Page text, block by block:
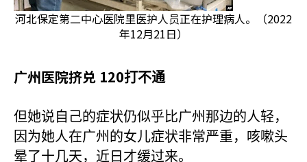
河北保定第二中心医院里医护人员正在护理病人。（2022
年12月21日）
广州医院挤兑 120打不通
但她说自己的症状仍似乎比广州那边的人轻，
因为她人在广州的女儿症状非常严重，咳嗽头
晕了十几天，近日才缓过来。